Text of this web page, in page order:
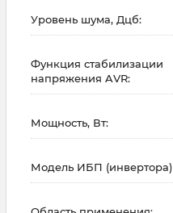
Уровень шума, Дцб:
Функция стабилизации
напряжения AVR:
Мощность, Вт:
Модель ИБП (инвертора)